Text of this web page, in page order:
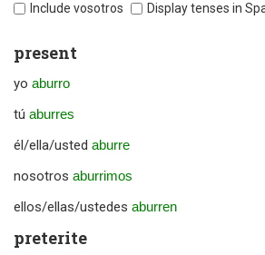
Include vosotros Display tenses in
present
yo aburro
tú aburres
él/ella/usted aburre
nosotros aburrimos
ellos/ellas/ustedes aburren
preterite